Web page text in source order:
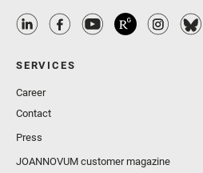
SERVICES
Career
Contact
Press
JOANNOVUM customer magazine